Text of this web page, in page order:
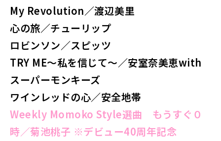
My Revolution／渡辺美里
心の旅／チューリップ
ロビンソン／スピッツ
TRY ME〜私を信じて〜／安室奈美恵with
スーパーモンキーズ
ワインレッドの心／安全地帯
Weekly Momoko Style選曲 もうすぐ０
時／菊池桃子 ※デビュー40周年記念